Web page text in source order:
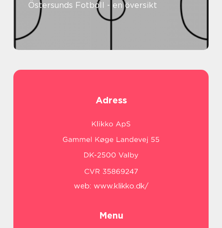
Östersunds Fotboll - en översikt
Adress
web: www.klikko.dk/
Menu